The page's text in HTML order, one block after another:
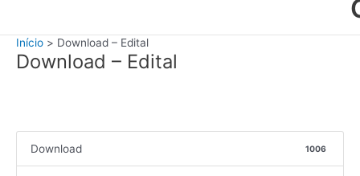
Início Download – Edital
Download – Edital
Download 1006